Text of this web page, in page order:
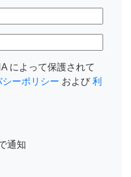
によって保護されて
シーポリシー および 利
通知